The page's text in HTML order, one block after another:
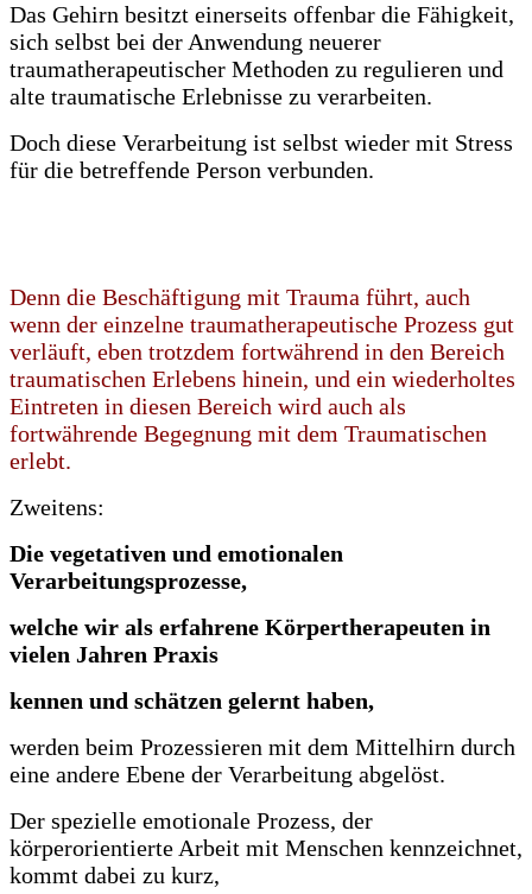
Das Gehirn besitzt einerseits offenbar die Fähigkeit,
sich selbst bei der Anwendung neuerer
traumatherapeutischer Methoden zu regulieren und
alte traumatische Erlebnisse zu verarbeiten.
Doch diese Verarbeitung ist selbst wieder mit Stress
für die betreffende Person verbunden.
Denn die Beschäftigung mit Trauma führt, auch
wenn der einzelne traumatherapeutische Prozess gut
verläuft, eben trotzdem fortwährend in den Bereich
traumatischen Erlebens hinein, und ein wiederholtes
Eintreten in diesen Bereich wird auch als
fortwährende Begegnung mit dem Traumatischen
erlebt.
Zweitens:
Die vegetativen und emotionalen
Verarbeitungsprozesse,
welche wir als erfahrene Körpertherapeuten in
vielen Jahren Praxis
kennen und schätzen gelernt haben,
werden beim Prozessieren mit dem Mittelhirn durch
eine andere Ebene der Verarbeitung abgelöst.
Der spezielle emotionale Prozess, der
körperorientierte Arbeit mit Menschen kennzeichnet,
kommt dabei zu kurz,